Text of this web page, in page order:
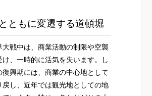
ともに変遷する道頓堀
大戦中は、商業活動の制限や空襲
け、一時的に活気を失います。し
復興期には、商業の中心地として
戻し、近年では観光地としての地